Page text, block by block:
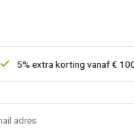
5% extra korting vanaf € 1000